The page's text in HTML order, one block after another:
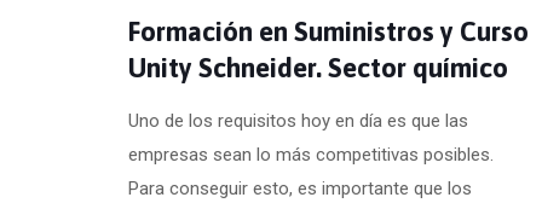
Formación en Suministros y Curso
Unity Schneider. Sector químico
Uno de los requisitos hoy en día es que las
empresas sean lo más competitivas posibles.
Para conseguir esto, es importante que los